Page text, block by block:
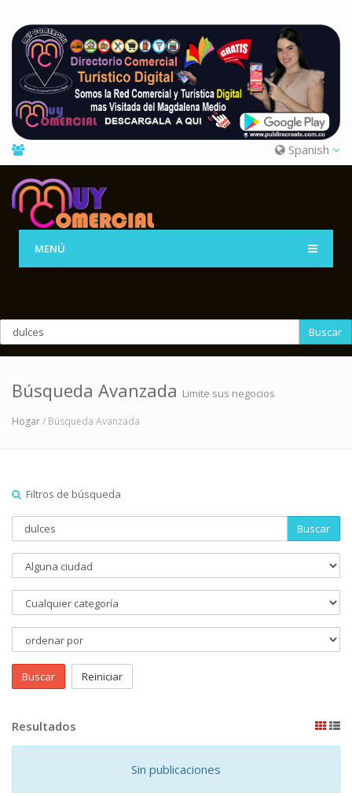
Spanish
MENÚ
Buscar
Búsqueda Avanzada Limite sus negocios
Hogar/ Búsqueda Avanzada
Filtros de búsqueda
Buscar
Buscar Reiniciar
Resultados
Sin publicaciones